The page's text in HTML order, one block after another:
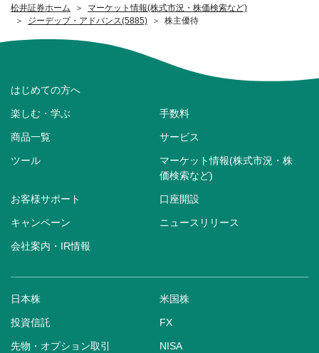
松井証券ホーム
マーケット情報(株式市況・株価検索など)
ジーデップ・アドバンス(5885)
株主優待
はじめての方へ
楽しむ・学ぶ 手数料
商品一覧 サービス
ツール
マーケット情報(株式市況・株
価検索など)
お客様サポート 口座開設
キャンペーン ニュースリリース
会社案内・IR情報
日本株 米国株
投資信託 FX
先物・オプション取引 NISA